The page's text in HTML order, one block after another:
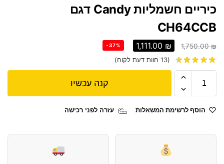
כיריים חשמליות Candy דגם
CH64CCB
1,750.00₪
1,111.00 ₪
-37%
(
13 חוות דעת לקוח)
קנה עכשיו
הוסף לרשימת המשאלות עזרה לפני רכישה